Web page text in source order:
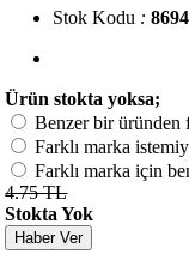
Stok Kodu :
Ürün stokta yoksa;
Benzer bir üründen
Farklı marka
Farklı marka için
4.75 TL
Stokta Yok
Haber Ver